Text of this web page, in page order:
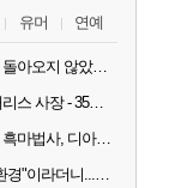
유머 연예
굴단이 아제로스로 돌아오지 않았다면? 와우 클래식+ 주목
블리자드 조해나 패리스 사장 - 35년 역사, 그리고 비전
악마술사로 구현된 흑마법사, 디아4 x 와우 콜라보 살펴보기
"모두에게 공평한 환경"이라더니...여전히 살아있는 애드온